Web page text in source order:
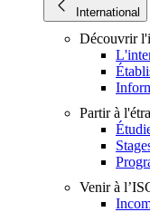
International
Découvrir
Partir à
Venir à